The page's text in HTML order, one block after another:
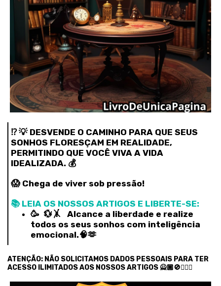
⁉️ 💡 DESVENDE O CAMINHO PARA QUE SEUS
SONHOS FLORESÇAM EM REALIDADE,
PERMITINDO QUE VOCÊ VIVA A VIDA
IDEALIZADA. 💰
😱 Chega de viver sob pressão!
📚 LEIA OS NOSSOS ARTIGOS E LIBERTE-SE:
🥳 💱🤸‍ Alcance a liberdade e realize
todos os seus sonhos com inteligência
emocional.🧠🫶
ATENÇÃO: NÃO SOLICITAMOS DADOS PESSOAIS PARA TER
ACESSO ILIMITADOS AOS NOSSOS ARTIGOS 🙅🏾🚫🙅🏿‍♂️